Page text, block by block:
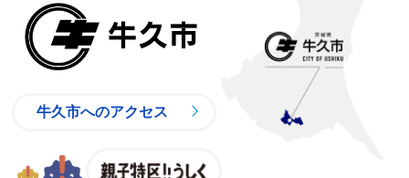
牛久市へのアクセス